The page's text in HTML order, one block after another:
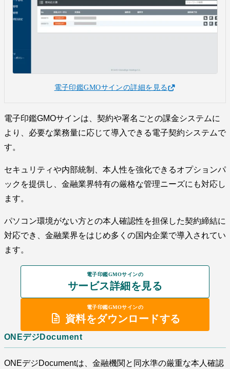
電子印鑑GMOサインの詳細を見る
電子印鑑GMOサインは、契約や署名ごとの課金システムに
より、必要な業務量に応じて導入できる電子契約システムで
す。
セキュリティや内部統制、本人性を強化できるオプションパ
ックを提供し、金融業界特有の厳格な管理ニーズにも対応し
ます。
パソコン環境がない方との本人確認性を担保した契約締結に
対応でき、金融業界をはじめ多くの国内企業で導入されてい
ます。
電子印鑑GMOサインの
サービス詳細を見る
電子印鑑GMOサインの
資料をダウンロードする
ONEデジDocument
ONEデジDocumentは、金融機関と同水準の厳重な本人確認